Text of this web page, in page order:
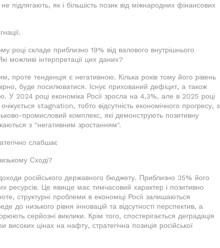
як і більшість позик від міжнародних фінансових
році складе приблизно 19% від валового внутрішнього
можливі інтерпретації цих даних?
проте тенденція є негативною. Кілька років тому його рівень
буде посилюватися. Існує прихований дефіцит, а також
У 2024 році економіка Росії зросла на 4,3%, але в 2025 році
stagnation, тобто відсутність економічного прогресу, з
промисловий комплекс, які демонструють позитивну
з "негативним зростанням".
слабшає
Сході?
російського державного бюджету. Приблизно 35% його
ресурсів. Це явище має тимчасовий характер і позитивно
структурні проблеми в економіці Росії залишаються
до низького рівня інновацій та відсутності перспектив, а
серйозні виклики. Крім того, спостерігається деградація
цінах на нафту, стратегічна позиція російської